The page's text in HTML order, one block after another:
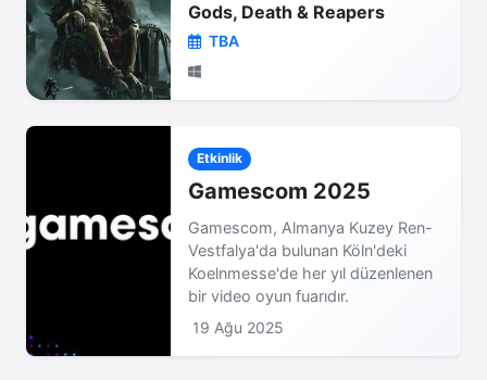
Gods, Death & Reapers
TBA
Etkinlik
Gamescom 2025
Gamescom, Almanya Kuzey Ren-
Vestfalya'da bulunan Köln'deki
Koelnmesse'de her yıl düzenlenen
bir video oyun fuarıdır.
19 Ağu 2025